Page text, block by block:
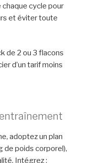
chaque cycle pour
et éviter toute
de 2 ou 3 flacons
d’un tarif moins
adoptez un plan
de poids corporel),
Intégrez :